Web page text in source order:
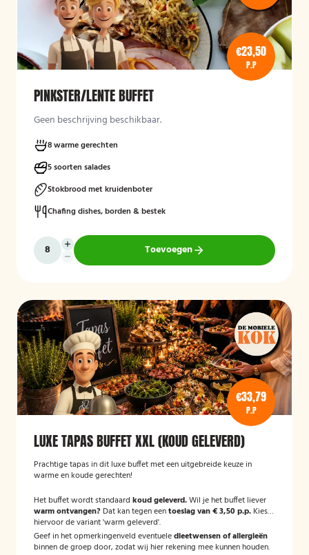
€23,50
P.P
PINKSTER/LENTE BUFFET
Geen beschrijving beschikbaar.
8 warme gerechten
5 soorten salades
Stokbrood met kruidenboter
Chafing dishes, borden & bestek
Toevoegen
€33,79
P.P
LUXE TAPAS BUFFET XXL (KOUD GELEVERD)
Prachtige tapas in dit luxe buffet met een uitgebreide keuze in
warme en koude gerechten!
Het buffet wordt standaard koud geleverd.Wil je het buffet liever
warm ontvangen? Dat kan tegen eentoeslag van € 3,50 p.p. Kies
hiervoor de variant 'warm geleverd'.
Geef in het opmerkingenveld eventueledieetwensen of allergieën
binnen de groep door, zodat wij hier rekening mee kunnen houden.